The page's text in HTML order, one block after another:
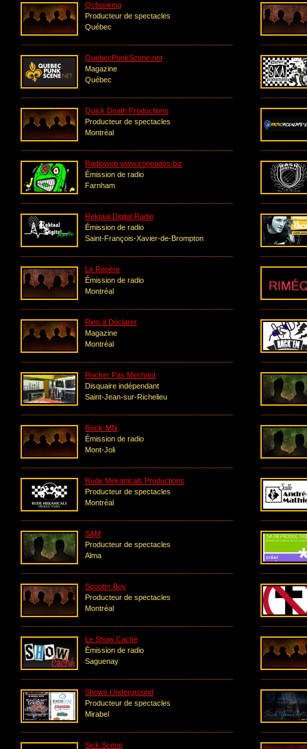
Qcbooking
Producteur de spectacles
Québec
QuebecPunkScene.net
Magazine
Québec
Quick Death Productions
Producteur de spectacles
Montréal
Radioweb www.zoneados.biz
Émission de radio
Farnham
Rektaal Digital Radio
Émission de radio
Saint-François-Xavier-de-Brompton
Le Repère
Émission de radio
Montréal
Rien à Déclarer
Magazine
Montréal
Rocker Pas Mechant
Disquaire indépendant
Saint-Jean-sur-Richelieu
Rock-MN
Émission de radio
Mont-Joli
Rude Mekanicals Productions
Producteur de spectacles
Montréal
SAM
Producteur de spectacles
Alma
Scooter Boy
Producteur de spectacles
Montréal
Le Show Caché
Émission de radio
Saguenay
Shows Underground
Producteur de spectacles
Mirabel
Sick Scene